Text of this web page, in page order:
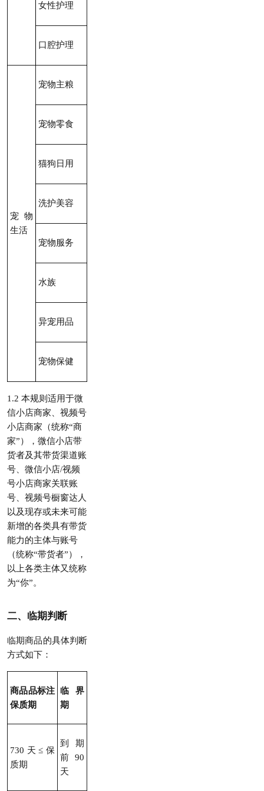
女性护理
口腔护理
宠物
生活
宠物主粮
宠物零食
猫狗日用
洗护美容
宠物服务
水族
异宠用品
宠物保健
1.2 本规则适用于微
信小店商家、视频号
小店商家（统称“商
家”），微信小店带
货者及其带货渠道账
号、微信小店/视频
号小店商家关联账
号、视频号橱窗达人
以及现存或未来可能
新增的各类具有带货
能力的主体与账号
（统称“带货者”），
以上各类主体又统称
为“你”。
二、临期判断
临期商品的具体判断
方式如下：
商品品标注
保质期
临界
期
730天≤保
质期
到期
前90
天